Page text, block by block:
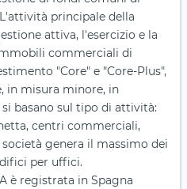
principale della
attiva, l'esercizio e la
commerciali di
"Core" e "Core-Plus",
in misura minore, in
basano sul tipo di attività:
centri commerciali,
genera il massimo dei
per uffici.
è registrata in Spagna